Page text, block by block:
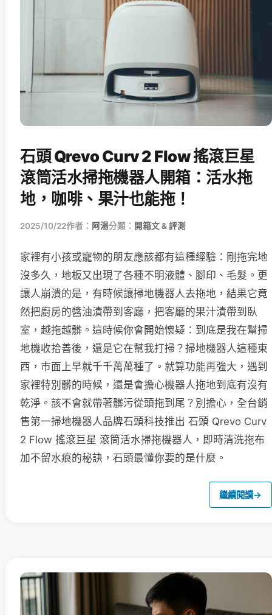
石頭 Qrevo Curv 2 Flow 搖滾巨星
滾筒活水掃拖機器人開箱：活水拖
地，咖啡、果汁也能拖！
2025/10/22作者： 阿湯分類： 開箱文 & 評測
家裡有小孩或寵物的朋友應該都有這種經驗：剛拖完地
沒多久，地板又出現了各種不明液體、腳印、毛髮。更
讓人崩潰的是，有時候讓掃地機器人去拖地，結果它竟
然把廚房的醬油漬帶到客廳，把客廳的果汁漬帶到臥
室，越拖越髒。這時候你會開始懷疑：到底是我在幫掃
地機收拾善後，還是它在幫我打掃？掃地機器人這種東
西，市面上早就千千萬萬種了。就算功能再強大，遇到
家裡特別髒的時候，還是會擔心機器人拖地到底有沒有
乾淨。該不會就帶著髒污從頭拖到尾？別擔心，全台銷
售第一掃地機器人品牌石頭科技推出 石頭 Qrevo Curv
2 Flow 搖滾巨星 滾筒活水掃拖機器人，即時清洗拖布
加不留水痕的秘訣，石頭最懂你要的是什麼。
繼續閱讀→